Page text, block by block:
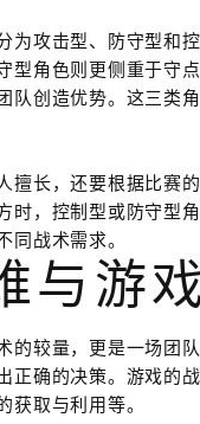
攻击型、防守型和
型角色则更侧重于守
队创造优势。这三类
擅长，还要根据比赛
时，控制型或防守型
同战术需求。
与游
的较量，更是一场团
正确的决策。游戏的
获取与利用等。